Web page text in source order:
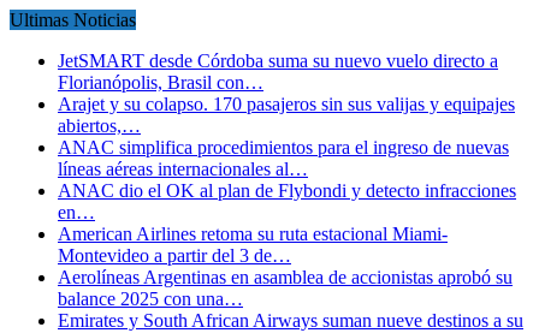
Ultimas Noticias
JetSMART desde Córdoba suma su nuevo vuelo directo a
Florianópolis, Brasil con…
Arajet y su colapso. 170 pasajeros sin sus valijas y equipajes
abiertos,…
ANAC simplifica procedimientos para el ingreso de nuevas
líneas aéreas internacionales al…
ANAC dio el OK al plan de Flybondi y detecto infracciones
en…
American Airlines retoma su ruta estacional Miami-
Montevideo a partir del 3 de…
Aerolíneas Argentinas en asamblea de accionistas aprobó su
balance 2025 con una…
Emirates y South African Airways suman nueve destinos a su